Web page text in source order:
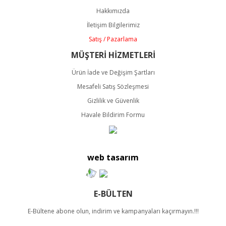
Ürün açıklamasında eksik bilgiler bulunuyor.
Ürün bilgilerinde hatalar bulunuyor.
Ürün fiyatı diğer sitelerden daha pahalı.
Bu ürüne benzer farklı alternatifler olmalı.
Gönder
Hakkımızda
İletişim Bilgilerimiz
Satış / Pazarlama
MÜŞTERİ HİZMETLERİ
Ürün İade ve Değişim Şartları
Mesafeli Satış Sözleşmesi
Gizlilik ve Güvenlik
Havale Bildirim Formu
web tasarım
E-BÜLTEN
E-Bültene abone olun, indirim ve kampanyaları kaçırmayın.!!!